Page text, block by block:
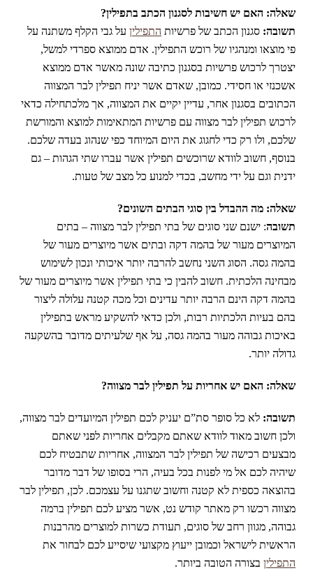
שאלה: האם יש חשיבות לסגנון הכתב בתפילין?
תשובה: סגנון הכתב של פרשיות התפילין על גבי הקלף משתנה על
פי מוצאו ומנהגיו של רוכש התפילין. אדם ממוצא ספרדי למשל,
יצטרך לרכוש פרשיות בסגנון כתיבה שונה מאשר אדם ממוצא
אשכנזי או חסידי. כמובן, שאדם אשר יניח תפילין לבר המצווה
הכתובים בסגנון אחר, עדיין יקיים את המצווה, אך מלכתחילה כדאי
לרכוש תפילין לבר מצווה עם פרשיות המתאימות למוצא והמורשת
שלכם, ולו רק כדי לחגוג את היום המיוחד כפי שנהוג בעדה שלכם.
בנוסף, חשוב לוודא שרוכשים תפילין אשר עברו שתי הגהות – גם
ידנית וגם על ידי מחשב, בכדי למנוע כל מצב של טעות.
שאלה: מה ההבדל בין סוגי הבתים השונים?
תשובה: ישנם שני סוגים של בתי תפילין לבר מצווה – בתים
המיוצרים מעור של בהמה דקה ובתים אשר מיוצרים מעור של
בהמה גסה. הסוג השני נחשב להרבה יותר איכותי ונכון לשימוש
מבחינה הלכתית. חשוב להבין כי בתי תפילין אשר מיוצרים מעור של
בהמה דקה הינם הרבה יותר עדינים וכל מכה קטנה עלולה ליצור
בהם בעיות הלכתיות רבות, ולכן כדאי להשקיע מראש בתפילין
באיכות גבוהה מעור בהמה גסה, על אף שלעיתים מדובר בהשקעה
גדולה יותר.
שאלה: האם יש אחריות על תפילין לבר מצווה?
תשובה: לא כל סופר סת”ם יעניק לכם תפילין המיועדים לבר מצווה,
ולכן חשוב מאוד לוודא שאתם מקבלים אחריות לפני שאתם
מבצעים רכישה של תפילין לבר המצווה, אחריות שתבטיח לכם
שיהיה לכם אל מי לפנות בכל בעיה, הרי בסופו של דבר מדובר
בהוצאה כספית לא קטנה וחשוב שתגנו על עצמכם. לכן, תפילין לבר
מצווה רכשו רק מאתר קודש נט, אשר מציע לכם תפילין ברמה
גבוהה, מגוון רחב של סוגים, תעודת כשרות למוצרים מהרבנות
הראשית לישראל וכמובן ייעוץ מקצועי שיסייע לכם לבחור את
התפילין בצורה הטובה ביותר.